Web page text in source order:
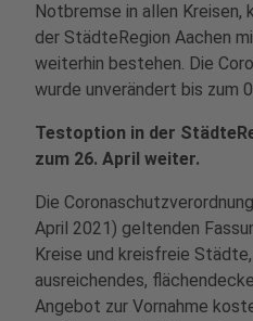
Notbremse in allen Kreisen,
der StädteRegion Aachen
weiterhin bestehen. Die
wurde unverändert bis zum
Testoption in der
zum 26. April weiter.
Die
April 2021) geltenden
Kreise und kreisfreie
ausreichendes,
Angebot zur Vornahme